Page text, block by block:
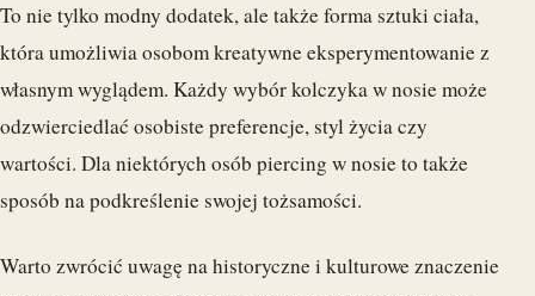
To nie tylko modny dodatek, ale także forma sztuki ciała,
która umożliwia osobom kreatywne eksperymentowanie z
własnym wyglądem. Każdy wybór kolczyka w nosie może
odzwierciedlać osobiste preferencje, styl życia czy
wartości. Dla niektórych osób piercing w nosie to także
sposób na podkreślenie swojej tożsamości.
Warto zwrócić uwagę na historyczne i kulturowe znaczenie